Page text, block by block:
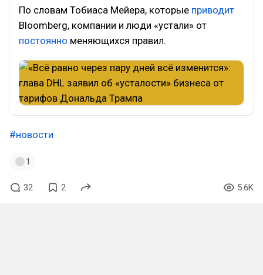
По словам Тобиаса Мейера, которые приводит
Bloomberg, компании и люди «устали» от
постоянно меняющихся правил.
#новости
1
32 2 5.6K